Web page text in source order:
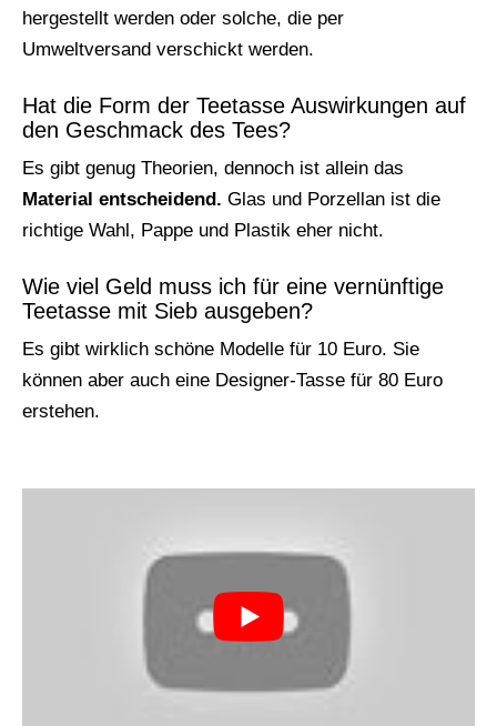
hergestellt werden oder solche, die per
Umweltversand verschickt werden.
Hat die Form der Teetasse Auswirkungen auf
den Geschmack des Tees?
Es gibt genug Theorien, dennoch ist allein das
Material entscheidend. Glas und Porzellan ist die
richtige Wahl, Pappe und Plastik eher nicht.
Wie viel Geld muss ich für eine vernünftige
Teetasse mit Sieb ausgeben?
Es gibt wirklich schöne Modelle für 10 Euro. Sie
können aber auch eine Designer-Tasse für 80 Euro
erstehen.